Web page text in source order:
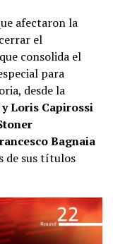
afectaron la
el
consolida el
para
desde la
Loris Capirossi
Bagnaia
de sus títulos